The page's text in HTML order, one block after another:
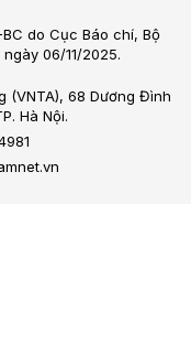
do Cục Báo chí, Bộ
06/11/2025.
(VNTA), 68 Dương Đình
Hà Nội.